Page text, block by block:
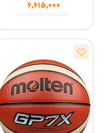
6,615,000